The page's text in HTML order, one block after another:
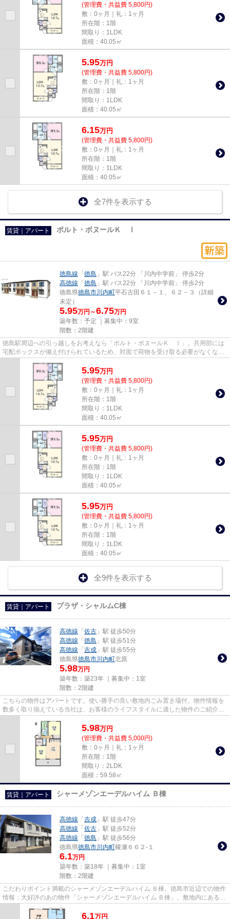
(管理費・共益費 5,800円)
敷：0ヶ月｜礼：1ヶ月
所在階：1階
間取り：1LDK
面積：40.05㎡
5.95万円
(管理費・共益費 5,800円)
敷：0ヶ月｜礼：1ヶ月
所在階：1階
間取り：1LDK
面積：40.05㎡
6.15万円
(管理費・共益費 5,800円)
敷：0ヶ月｜礼：1ヶ月
所在階：1階
間取り：1LDK
面積：40.05㎡
全7件を表示する
賃貸｜アパート ポルト・ボヌールＫ Ⅰ
徳島線 「 徳島 」駅 バス22分 「川内中学前」 停歩2分
高徳線 「 徳島 」駅 バス22分 「川内中学前」 停歩2分
徳島県徳島市川内町平石古田６１－１、６２－３（詳細
未定）
5.95万円～6.75万円
築年数：予定 ｜募集中： 9室
階数：2階建
徳島駅周辺への引っ越しをお考えなら「ポルト・ボヌールＫ Ⅰ」。共用部には
宅配ボックスが備え付けられているため、対面で荷物を受け取る必要がなくなり
5.95万円
(管理費・共益費 5,800円)
敷：0ヶ月｜礼：1ヶ月
所在階：1階
間取り：1LDK
面積：40.05㎡
5.95万円
(管理費・共益費 5,800円)
敷：0ヶ月｜礼：1ヶ月
所在階：1階
間取り：1LDK
面積：40.05㎡
5.95万円
(管理費・共益費 5,800円)
敷：0ヶ月｜礼：1ヶ月
所在階：1階
間取り：1LDK
面積：40.05㎡
全9件を表示する
賃貸｜アパート プラザ・シャルムC棟
高徳線 「 佐古 」駅 徒歩50分
高徳線 「 徳島 」駅 徒歩51分
高徳線 「 吉成 」駅 徒歩55分
徳島県徳島市川内町北原
5.98万円
築年数：築23年 ｜募集中： 1室
階数：2階建
こちらの物件はアパートです。使い勝手の良い敷地内ごみ置き場付。物件情報を
数多く取り揃えている当社は、お客様のライフスタイルに適した物件のご紹介を
5.98万円
(管理費・共益費 5,000円)
敷：0ヶ月｜礼：1ヶ月
所在階：1階
間取り：2LDK
面積：59.58㎡
賃貸｜アパート シャーメゾンエーデルハイム Ｂ棟
高徳線 「 吉成 」駅 徒歩47分
高徳線 「 佐古 」駅 徒歩52分
高徳線 「 徳島 」駅 徒歩56分
徳島県徳島市川内町榎瀬６６２-１
6.1万円
築年数：築18年 ｜募集中： 1室
階数：2階建
こだわりポイント満載のシャーメゾンエーデルハイム Ｂ棟。徳島市近辺での物件
情報：大好評のあの物件「シャーメゾンエーデルハイム Ｂ棟」。敷地内にあるご
み置き場も自由に使うこと...
6.1万円